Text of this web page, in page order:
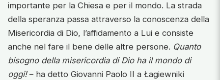
importante per la Chiesa e per il mondo. La strada
della speranza passa attraverso la conoscenza della
Misericordia di Dio, l’affidamento a Lui e consiste
anche nel fare il bene delle altre persone. Quanto
bisogno della misericordia di Dio ha il mondo di
oggi!– ha detto Giovanni Paolo II a Łagiewniki